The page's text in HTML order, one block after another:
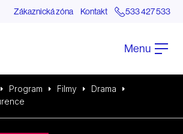
Zákaznická zóna Kontakt 533 427 533
Menu
Program Filmy
Drama